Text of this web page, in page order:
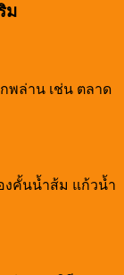
ม
พล่าน เช่น ตลาด
งคั้นน้ำส้ม แก้วน้ำ